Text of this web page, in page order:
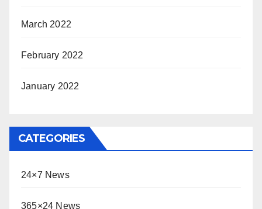
March 2022
February 2022
January 2022
CATEGORIES
24×7 News
365×24 News